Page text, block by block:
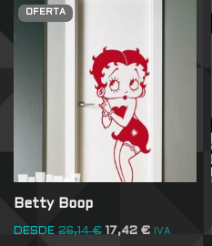
OFERTA
Betty Boop
DESDE 26,14€ 17,42 € IVA